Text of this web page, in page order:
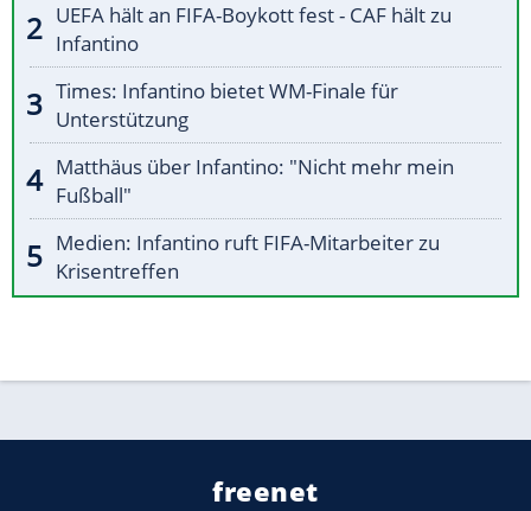
UEFA hält an FIFA-Boykott fest - CAF hält zu
Infantino
Times: Infantino bietet WM-Finale für
Unterstützung
Matthäus über Infantino: "Nicht mehr mein
Fußball"
Medien: Infantino ruft FIFA-Mitarbeiter zu
Krisentreffen
freenet